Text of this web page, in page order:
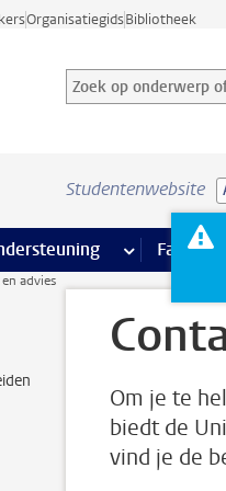
OrganisatiegidsBibliotheek
Zoek op onderwerp of
Zoekterm
Studentenwebsite
opleiding pagina’smeer
advies
Om je te
biedt de
vind je de